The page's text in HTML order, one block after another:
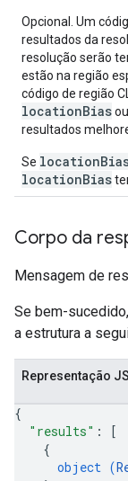
Opcional. Um
resultados da
resolução serão
estão na região
código de região
locationBiasou
resultados
Se
locationBias
Corpo da
Mensagem de
Se bem-
a estrutura a
Representação
{
"results" :
[
{
object (